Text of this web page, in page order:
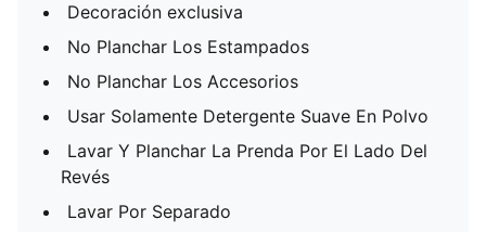
Decoración exclusiva
No Planchar Los Estampados
No Planchar Los Accesorios
Usar Solamente Detergente Suave En Polvo
Lavar Y Planchar La Prenda Por El Lado Del
Revés
Lavar Por Separado